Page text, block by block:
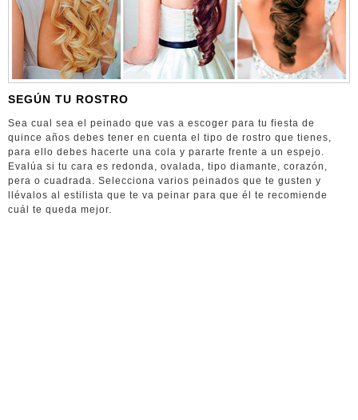
SEGÚN TU ROSTRO
Sea cual sea el peinado que vas a escoger para tu fiesta de
quince años debes tener en cuenta el tipo de rostro que tienes,
para ello debes hacerte una cola y pararte frente a un espejo.
Evalúa si tu cara es redonda, ovalada, tipo diamante, corazón,
pera o cuadrada. Selecciona varios peinados que te gusten y
llévalos al estilista que te va peinar para que él te recomiende
cuál te queda mejor.